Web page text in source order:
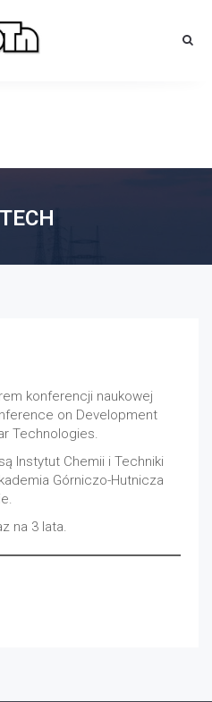
konferencji naukowej
on Development
Technologies.
Instytut Chemii i Techniki
Górniczo-Hutnicza
na 3 lata.